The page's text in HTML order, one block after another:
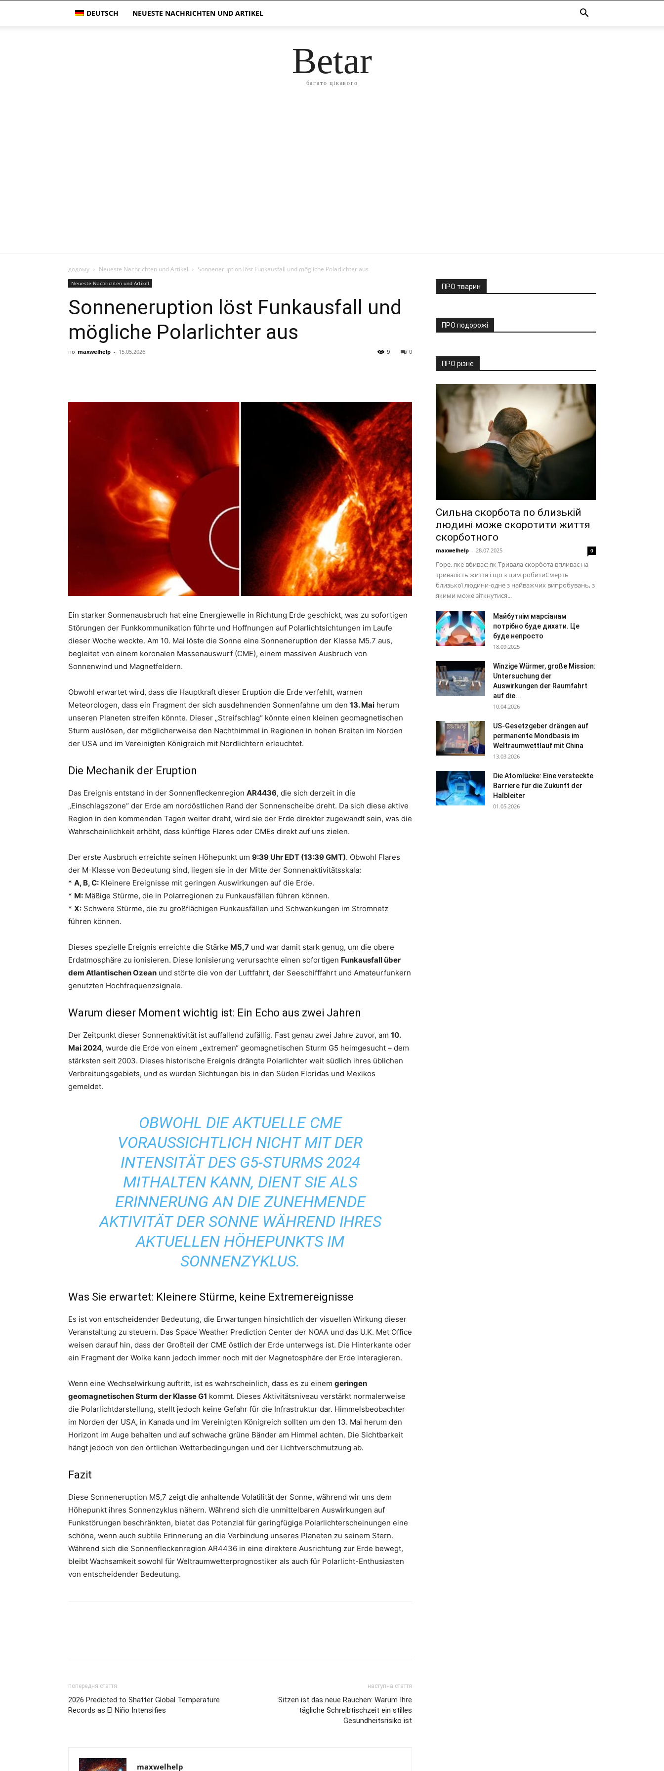
DEUTSCH NEUESTE NACHRICHTEN UND ARTIKEL
Betar
багато цікавого
додому Neueste Nachrichten und Artikel Sonneneruption löst Funkausfall und mögliche Polarlichter aus
Neueste Nachrichten und Artikel
Sonneneruption löst Funkausfall und
mögliche Polarlichter aus
по maxwelhelp - 15.05.2026 0
9
Ein starker Sonnenausbruch hat eine Energiewelle in Richtung Erde geschickt, was zu sofortigen
Störungen der Funkkommunikation führte und Hoffnungen auf Polarlichtsichtungen im Laufe
dieser Woche weckte. Am 10. Mai löste die Sonne eine Sonneneruption der Klasse M5.7 aus,
begleitet von einem koronalen Massenauswurf (CME), einem massiven Ausbruch von
Sonnenwind und Magnetfeldern.
Obwohl erwartet wird, dass die Hauptkraft dieser Eruption die Erde verfehlt, warnen
Meteorologen, dass ein Fragment der sich ausdehnenden Sonnenfahne um den 13. Mai herum
unseren Planeten streifen könnte. Dieser „Streifschlag“ könnte einen kleinen geomagnetischen
Sturm auslösen, der möglicherweise den Nachthimmel in Regionen in hohen Breiten im Norden
der USA und im Vereinigten Königreich mit Nordlichtern erleuchtet.
Die Mechanik der Eruption
Das Ereignis entstand in der Sonnenfleckenregion AR4436, die sich derzeit in die
„Einschlagszone“ der Erde am nordöstlichen Rand der Sonnenscheibe dreht. Da sich diese aktive
Region in den kommenden Tagen weiter dreht, wird sie der Erde direkter zugewandt sein, was die
Wahrscheinlichkeit erhöht, dass künftige Flares oder CMEs direkt auf uns zielen.
Der erste Ausbruch erreichte seinen Höhepunkt um 9:39 Uhr EDT (13:39 GMT). Obwohl Flares
der M-Klasse von Bedeutung sind, liegen sie in der Mitte der Sonnenaktivitätsskala:
* A, B, C: Kleinere Ereignisse mit geringen Auswirkungen auf die Erde.
* M: Mäßige Stürme, die in Polarregionen zu Funkausfällen führen können.
* X: Schwere Stürme, die zu großflächigen Funkausfällen und Schwankungen im Stromnetz
führen können.
Dieses spezielle Ereignis erreichte die Stärke M5,7 und war damit stark genug, um die obere
Erdatmosphäre zu ionisieren. Diese Ionisierung verursachte einen sofortigen Funkausfall über
dem Atlantischen Ozean und störte die von der Luftfahrt, der Seeschifffahrt und Amateurfunkern
genutzten Hochfrequenzsignale.
Warum dieser Moment wichtig ist: Ein Echo aus zwei Jahren
Der Zeitpunkt dieser Sonnenaktivität ist auffallend zufällig. Fast genau zwei Jahre zuvor, am 10.
Mai 2024, wurde die Erde von einem „extremen“ geomagnetischen Sturm G5 heimgesucht – dem
stärksten seit 2003. Dieses historische Ereignis drängte Polarlichter weit südlich ihres üblichen
Verbreitungsgebiets, und es wurden Sichtungen bis in den Süden Floridas und Mexikos
gemeldet.
OBWOHL DIE AKTUELLE CME
VORAUSSICHTLICH NICHT MIT DER
INTENSITÄT DES G5-STURMS 2024
MITHALTEN KANN, DIENT SIE ALS
ERINNERUNG AN DIE ZUNEHMENDE
AKTIVITÄT DER SONNE WÄHREND IHRES
AKTUELLEN HÖHEPUNKTS IM
SONNENZYKLUS.
Was Sie erwartet: Kleinere Stürme, keine Extremereignisse
Es ist von entscheidender Bedeutung, die Erwartungen hinsichtlich der visuellen Wirkung dieser
Veranstaltung zu steuern. Das Space Weather Prediction Center der NOAA und das U.K. Met Office
weisen darauf hin, dass der Großteil der CME östlich der Erde unterwegs ist. Die Hinterkante oder
ein Fragment der Wolke kann jedoch immer noch mit der Magnetosphäre der Erde interagieren.
Wenn eine Wechselwirkung auftritt, ist es wahrscheinlich, dass es zu einem geringen
geomagnetischen Sturm der Klasse G1 kommt. Dieses Aktivitätsniveau verstärkt normalerweise
die Polarlichtdarstellung, stellt jedoch keine Gefahr für die Infrastruktur dar. Himmelsbeobachter
im Norden der USA, in Kanada und im Vereinigten Königreich sollten um den 13. Mai herum den
Horizont im Auge behalten und auf schwache grüne Bänder am Himmel achten. Die Sichtbarkeit
hängt jedoch von den örtlichen Wetterbedingungen und der Lichtverschmutzung ab.
Fazit
Diese Sonneneruption M5,7 zeigt die anhaltende Volatilität der Sonne, während wir uns dem
Höhepunkt ihres Sonnenzyklus nähern. Während sich die unmittelbaren Auswirkungen auf
Funkstörungen beschränkten, bietet das Potenzial für geringfügige Polarlichterscheinungen eine
schöne, wenn auch subtile Erinnerung an die Verbindung unseres Planeten zu seinem Stern.
Während sich die Sonnenfleckenregion AR4436 in eine direktere Ausrichtung zur Erde bewegt,
bleibt Wachsamkeit sowohl für Weltraumwetterprognostiker als auch für Polarlicht-Enthusiasten
von entscheidender Bedeutung.
попередня стаття
2026 Predicted to Shatter Global Temperature
Records as El Niño Intensifies
наступна стаття
Sitzen ist das neue Rauchen: Warum Ihre
tägliche Schreibtischzeit ein stilles
Gesundheitsrisiko ist
maxwelhelp
ПРО тварин
ПРО подорожі
ПРО різне
Сильна скорбота по близькій
людині може скоротити життя
скорботного
maxwelhelp - 28.07.2025 0
Горе, яке вбиває: як Тривала скорбота впливає на
тривалість життя і що з цим робитиСмерть
близької людини-одне з найважчих випробувань, з
якими може зіткнутися...
Майбутнім марсіанам
потрібно буде дихати. Це
буде непросто
18.09.2025
Winzige Würmer, große Mission:
Untersuchung der
Auswirkungen der Raumfahrt
auf die...
10.04.2026
US-Gesetzgeber drängen auf
permanente Mondbasis im
Weltraumwettlauf mit China
13.03.2026
Die Atomlücke: Eine versteckte
Barriere für die Zukunft der
Halbleiter
01.05.2026